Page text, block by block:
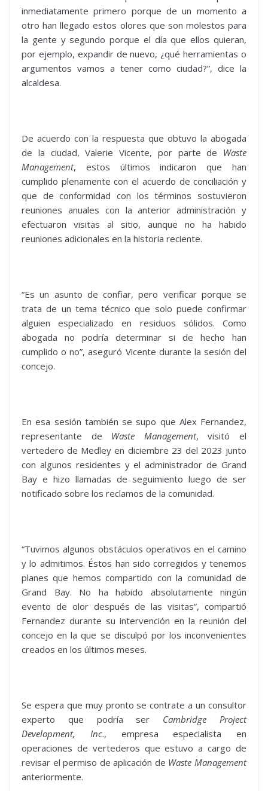
inmediatamente primero porque de un momento a
otro han llegado estos olores que son molestos para
la gente y segundo porque el día que ellos quieran,
por ejemplo, expandir de nuevo, ¿qué herramientas o
argumentos vamos a tener como ciudad?”, dice la
alcaldesa.
De acuerdo con la respuesta que obtuvo la abogada
de la ciudad, Valerie Vicente, por parte de Waste
Management, estos últimos indicaron que han
cumplido plenamente con el acuerdo de conciliación y
que de conformidad con los términos sostuvieron
reuniones anuales con la anterior administración y
efectuaron visitas al sitio, aunque no ha habido
reuniones adicionales en la historia reciente.
“Es un asunto de confiar, pero verificar porque se
trata de un tema técnico que solo puede confirmar
alguien especializado en residuos sólidos. Como
abogada no podría determinar si de hecho han
cumplido o no”, aseguró Vicente durante la sesión del
concejo.
En esa sesión también se supo que Alex Fernandez,
representante de Waste Management, visitó el
vertedero de Medley en diciembre 23 del 2023 junto
con algunos residentes y el administrador de Grand
Bay e hizo llamadas de seguimiento luego de ser
notificado sobre los reclamos de la comunidad.
“Tuvimos algunos obstáculos operativos en el camino
y lo admitimos. Éstos han sido corregidos y tenemos
planes que hemos compartido con la comunidad de
Grand Bay. No ha habido absolutamente ningún
evento de olor después de las visitas”, compartió
Fernandez durante su intervención en la reunión del
concejo en la que se disculpó por los inconvenientes
creados en los últimos meses.
Se espera que muy pronto se contrate a un consultor
experto que podría ser Cambridge Project
Development, Inc., empresa especialista en
operaciones de vertederos que estuvo a cargo de
revisar el permiso de aplicación de Waste Management
anteriormente.